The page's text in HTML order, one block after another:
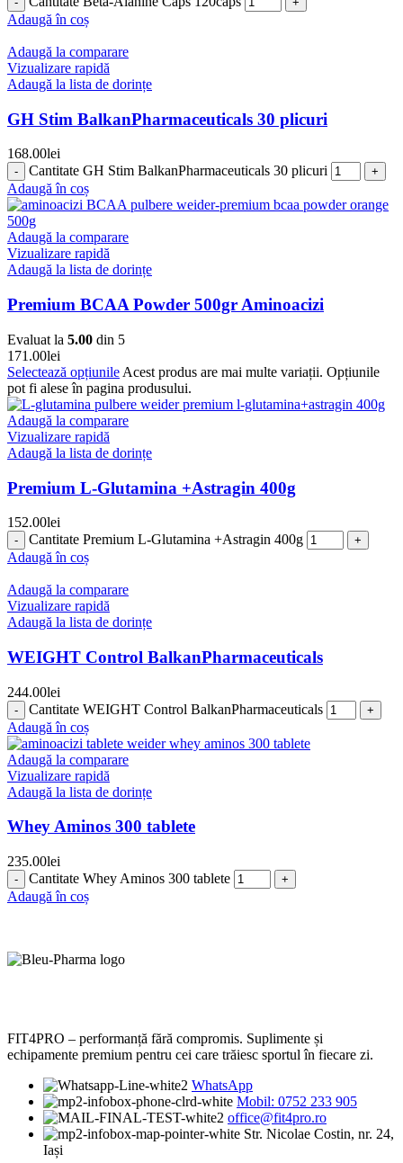
Adaugă în coș
Adaugă la comparare
Vizualizare rapidă
Adaugă la lista de dorințe
GH Stim BalkanPharmaceuticals 30 plicuri
168.00lei
Cantitate GH Stim BalkanPharmaceuticals 30 plicuri
Adaugă în coș
Adaugă la comparare
Vizualizare rapidă
Adaugă la lista de dorințe
Premium BCAA Powder 500gr Aminoacizi
Evaluat la 5.00 din 5
171.00lei
Selectează opțiunile Acest produs are mai multe variații. Opțiunile
pot fi alese în pagina produsului.
Adaugă la comparare
Vizualizare rapidă
Adaugă la lista de dorințe
Premium L-Glutamina +Astragin 400g
152.00lei
Cantitate Premium L-Glutamina +Astragin 400g
Adaugă în coș
Adaugă la comparare
Vizualizare rapidă
Adaugă la lista de dorințe
WEIGHT Control BalkanPharmaceuticals
244.00lei
Cantitate WEIGHT Control BalkanPharmaceuticals
Adaugă în coș
Adaugă la comparare
Vizualizare rapidă
Adaugă la lista de dorințe
Whey Aminos 300 tablete
235.00lei
Cantitate Whey Aminos 300 tablete
Adaugă în coș
FIT4PRO – performanță fără compromis. Suplimente și
echipamente premium pentru cei care trăiesc sportul în fiecare zi.
WhatsApp
Mobil: 0752 233 905
office@fit4pro.ro
Str. Nicolae Costin, nr. 24,
Iași